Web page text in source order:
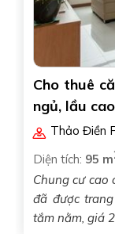
Cho thuê
ngủ, lầu
Thảo Điền
Diện tích: 95 m
Chung cư cao
đã được
tắm nằm, giá